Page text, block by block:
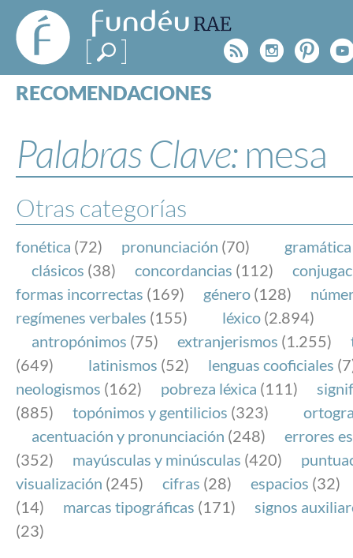
FundéuRAE
- Fundación
del Español
Urgente
Rss
RECOMENDACIONES
ESPECIALES
BLOG
NOTICIAS
SOBRE LA FUNDÉURAE
FundéuRAE es una fundación patrocinada por la
y la Real Academia Española, cuyo objetivo es
el buen uso del español en los medios de
Internet.
Palabras Clave: mesa
Otras categorías
fonética (72) pronunciación (70) gramática
clásicos (38) concordancias (112)
formas incorrectas (169) género (128)
regímenes verbales (155) léxico (2.894)
antropónimos (75) extranjerismos (1.255)
(649)
latinismos (52) lenguas cooficiales
neologismos (162) pobreza léxica (111)
(885)
topónimos y gentilicios (323)
acentuación y pronunciación (248)
errores
(352)
mayúsculas y minúsculas (420)
visualización (245) cifras (28) espacios (32)
(14)
marcas tipográficas (171)
signos
(23)